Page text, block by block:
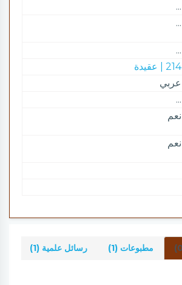
...
...
...
214 | عقيدة
عربي
...
نعم
نعم
مطبوعات (1) رسائل علمية (1)